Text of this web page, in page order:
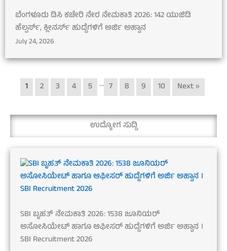
ಬೆಂಗಳೂರು ಡಿಸಿ ಕಚೇರಿ ನೇರ ನೇಮಕಾತಿ 2026: 142 ಯುಜಿಡಿ
ಹೆಲ್ಪರ್ಸ್, ಕ್ಲೀನರ್ಸ್ ಹುದ್ದೆಗಳಿಗೆ ಅರ್ಜಿ ಅಹ್ವಾನ
July 24, 2026
1 2 3 4 5 … 7 8 9 10 Next »
ಉದ್ಯೋಗ ಸುದ್ದಿ
SBI ಬೃಹತ್ ನೇಮಕಾತಿ 2026: 1538 ಜೂನಿಯರ್
ಅಸೋಸಿಯೇಟ್ ಹಾಗೂ ಆಫೀಸರ್ ಹುದ್ದೆಗಳಿಗೆ ಅರ್ಜಿ ಅಹ್ವಾನ ।
SBI Recruitment 2026